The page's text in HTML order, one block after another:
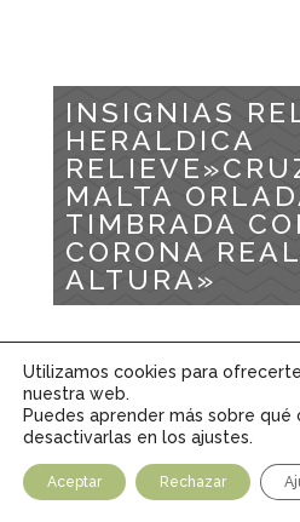
INSIGNIAS
HERALDICA
MALTA
TIMBRADA
CORONA
ALTURA»
Religiosas/Insignias
INSIGNIAS RELIGIOSAS
DE MALTA ORLADA Y
18 MM ALTURA»
Utilizamos cookies para
nuestra web.
Puedes aprender más sobre qué
desactivarlas en los ajustes.
Aceptar Rechazar